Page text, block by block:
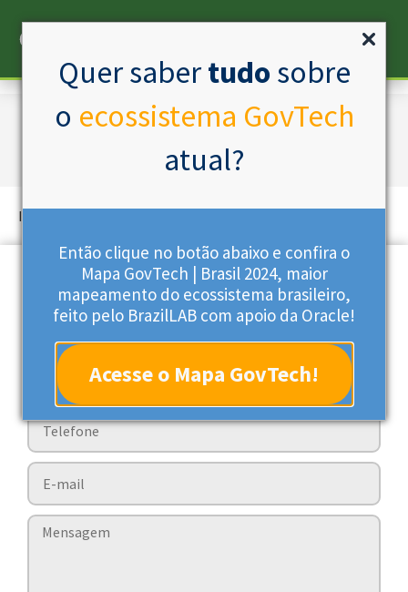
Quer sabertudo sobre
o ecossistema GovTech
atual?
Então clique no botão abaixo e confira o
Mapa GovTech | Brasil 2024, maior
mapeamento do ecossistema brasileiro,
feito pelo BrazilLAB com apoio da Oracle!
Acesse o Mapa GovTech!
Taxonomia 1: Quatro
It seems we can't find what you're looking for.
Contato